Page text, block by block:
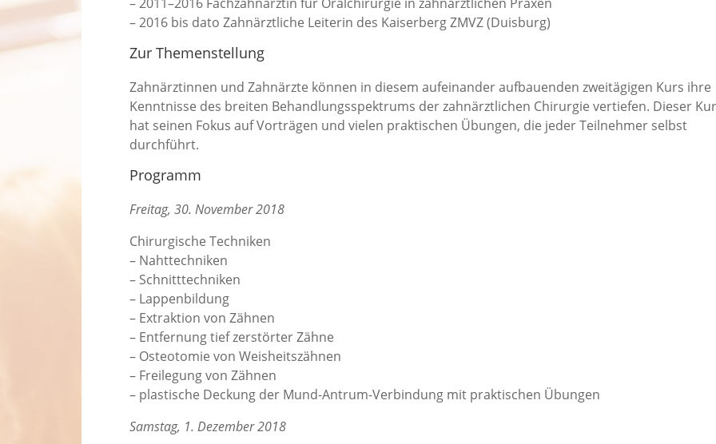
– 2016 bis dato Zahnärztliche Leiterin des Kaiserberg ZMVZ (Duisburg)
Zur Themenstellung
Zahnärztinnen und Zahnärzte können in diesem aufeinander aufbauenden zweitägigen Kurs ihre
Kenntnisse des breiten Behandlungsspektrums der zahnärztlichen Chirurgie vertiefen. Dieser
hat seinen Fokus auf Vorträgen und vielen praktischen Übungen, die jeder Teilnehmer selbst
durchführt.
Programm
Freitag, 30. November 2018
Chirurgische Techniken
– Nahttechniken
– Schnitttechniken
– Lappenbildung
– Extraktion von Zähnen
– Entfernung tief zerstörter Zähne
– Osteotomie von Weisheitszähnen
– Freilegung von Zähnen
– plastische Deckung der Mund-Antrum-Verbindung mit praktischen Übungen
Samstag, 1. Dezember 2018